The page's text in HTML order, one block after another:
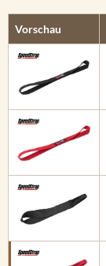
Vorschau